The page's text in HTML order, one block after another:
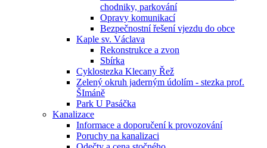
chodniky, parkování
Opravy komunikací
Bezpečnostní řešení vjezdu do obce
Kaple sv. Václava
Rekonstrukce a zvon
Sbírka
Cyklostezka Klecany Řež
Zelený okruh jaderným údolím - stezka prof.
ŠImáně
Park U Pasáčka
Kanalizace
Informace a doporučení k provozování
Poruchy na kanalizaci